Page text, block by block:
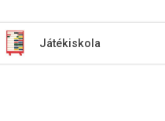
Játékiskola